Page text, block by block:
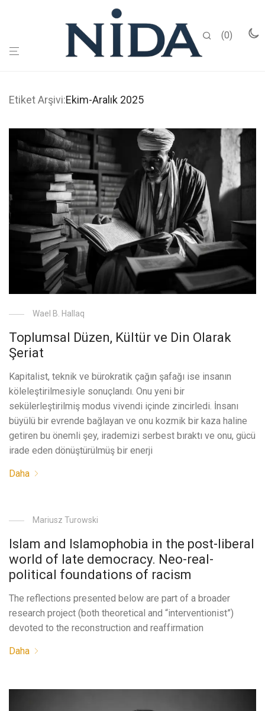
0
Etiket Arşivi:Ekim-Aralık 2025
Wael B. Hallaq
Toplumsal Düzen, Kültür ve Din Olarak
Şeriat
Kapitalist, teknik ve bürokratik çağın şafağı ise insanın
köleleştirilmesiyle sonuçlandı. Onu yeni bir
sekülerleştirilmiş modus vivendi içinde zincirledi. İnsanı
büyülü bir evrende bağlayan ve onu kozmik bir kaza haline
getiren bu önemli şey, irademizi serbest bıraktı ve onu, gücü
irade eden dönüştürülmüş bir enerji
Daha
Mariusz Turowski
Islam and Islamophobia in the post-liberal
world of late democracy. Neo-real-
political foundations of racism
The reflections presented below are part of a broader
research project (both theoretical and “interventionist”)
devoted to the reconstruction and reaffirmation
Daha